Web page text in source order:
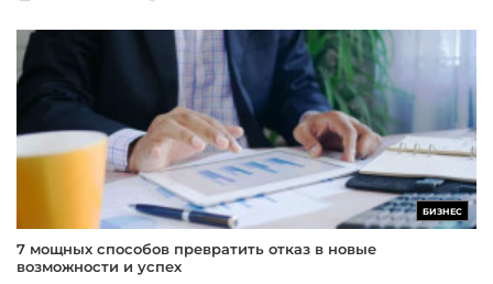
БИЗНЕС
7 мощных способов превратить отказ в новые
возможности и успех